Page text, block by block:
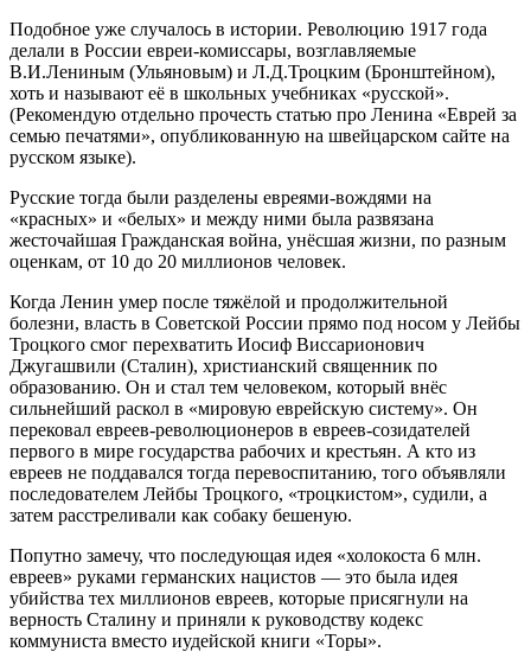
Подобное уже случалось в истории. Революцию 1917 года
делали в России евреи-комиссары, возглавляемые
В.И.Лениным (Ульяновым) и Л.Д.Троцким (Бронштейном),
хоть и называют её в школьных учебниках «русской».
(Рекомендую отдельно прочесть статью про Ленина «Еврей за
семью печатями», опубликованную на швейцарском сайте на
русском языке).
Русские тогда были разделены евреями-вождями на
«красных» и «белых» и между ними была развязана
жесточайшая Гражданская война, унёсшая жизни, по разным
оценкам, от 10 до 20 миллионов человек.
Когда Ленин умер после тяжёлой и продолжительной
болезни, власть в Советской России прямо под носом у Лейбы
Троцкого смог перехватить Иосиф Виссарионович
Джугашвили (Сталин), христианский священник по
образованию. Он и стал тем человеком, который внёс
сильнейший раскол в «мировую еврейскую систему». Он
перековал евреев-революционеров в евреев-созидателей
первого в мире государства рабочих и крестьян. А кто из
евреев не поддавался тогда перевоспитанию, того объявляли
последователем Лейбы Троцкого, «троцкистом», судили, а
затем расстреливали как собаку бешеную.
Попутно замечу, что последующая идея «холокоста 6 млн.
евреев» руками германских нацистов — это была идея
убийства тех миллионов евреев, которые присягнули на
верность Сталину и приняли к руководству кодекс
коммуниста вместо иудейской книги «Торы».